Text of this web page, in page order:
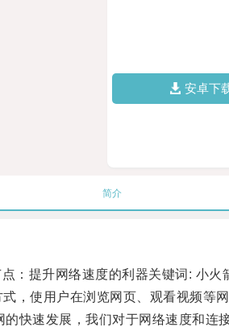
安卓下
简介
提升网络速度的利器关键词: 小火
，使用户在浏览网页、观看视频等
速发展，我们对于网络速度和连接